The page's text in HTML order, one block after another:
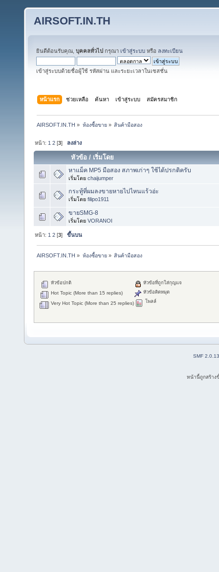
AIRSOFT.IN.TH
ยินดีต้อนรับคุณ, บุคคลทั่วไป กรุณา เข้าสู่ระบบ หรือ ลงทะเบียน
เข้าสู่ระบบด้วยชื่อผู้ใช้ รหัสผ่าน และระยะเวลาในเซสชั่น
หน้าแรก ช่วยเหลือ ค้นหา เข้าสู่ระบบ สมัครสมาชิก
AIRSOFT.IN.TH » ห้องซื้อขาย» สินค้ามือสอง
หน้า: 1 2 [3] ลงล่าง
หัวข้อ / เริ่มโดย
หาแม็ค MP5 มือสอง สภาพเก่าๆ ใช้ได้ปรกติครับ
เริ่มโดย chaijumper
กระทู้ที่ผมลงขายหายไปไหนแร้วอ่ะ
เริ่มโดย filipo1911
ขายSMG-8
เริ่มโดย VORANOI
หน้า: 1 2 [3]ขึ้นบน
AIRSOFT.IN.TH » ห้องซื้อขาย» สินค้ามือสอง
หัวข้อปกติ
Hot Topic (More than 15 replies)
Very Hot Topic (More than 25 replies)
หัวข้อที่ถูกใส่กุญแจ
หัวข้อติดหมุด
โพลล์
SMF 2.0.13
หน้านี้ถูกสร้าง